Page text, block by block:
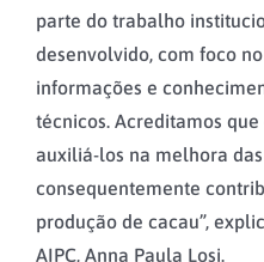
parte do trabalho
desenvolvido, com foco
informações e
técnicos. Acreditamos
auxiliá-los na melhora
consequentemente
produção de cacau”,
AIPC, Anna Paula Losi.